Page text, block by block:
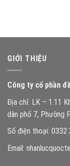
GIỚI THIỆU
Công ty cổ phần
Địa chỉ: LK – 1.11
dân phố 7, Phường
Số điện thoại:
Email: